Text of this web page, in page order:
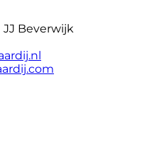
JJ Beverwijk